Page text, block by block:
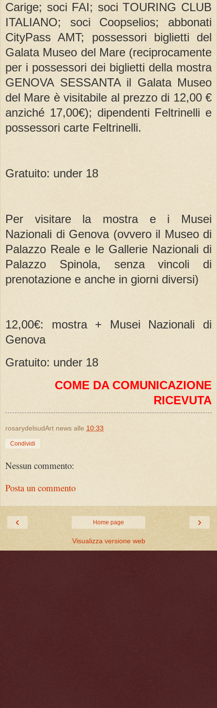
Carige; soci FAI; soci TOURING CLUB
ITALIANO; soci Coopselios; abbonati
CityPass AMT; possessori biglietti del
Galata Museo del Mare (reciprocamente
per i possessori dei biglietti della mostra
GENOVA SESSANTA il Galata Museo
del Mare è visitabile al prezzo di 12,00 €
anziché 17,00€)​; dipendenti Feltrinelli e
possessori carte Feltrinelli.
Gratuito: under 18
Per visitare la mostra e i Musei
Nazionali di Genova (ovvero il Museo di
Palazzo Reale e le Gallerie Nazionali di
Palazzo Spinola, senza vincoli di
prenotazione e anche in giorni diversi)
12,00€: mostra + Musei Nazionali di
Genova
Gratuito: under 18
COME DA COMUNICAZIONE
RICEVUTA
rosarydelsudArt news alle 10:33
Condividi
Nessun commento:
Posta un commento
‹ ›
Home page
Visualizza versione web